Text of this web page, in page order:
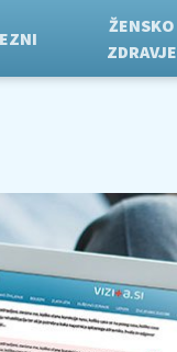
ŽENSKO
ZDRAVJE